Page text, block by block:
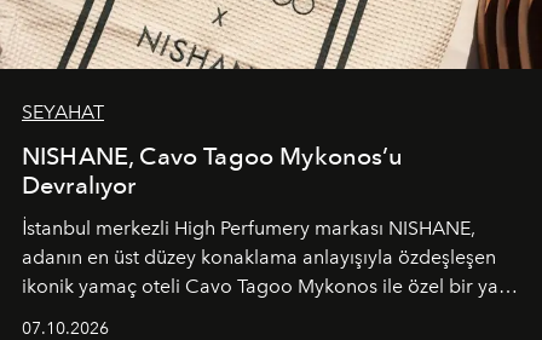
SEYAHAT
NISHANE, Cavo Tagoo Mykonos’u
Devralıyor
İstanbul merkezli High Perfumery markası NISHANE,
adanın en üst düzey konaklama anlayışıyla özdeşleşen
ikonik yamaç oteli Cavo Tagoo Mykonos ile özel bir yaz
07.10.2026